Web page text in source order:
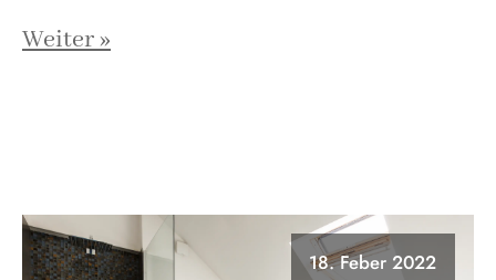
Weiter »
18. Feber 2022